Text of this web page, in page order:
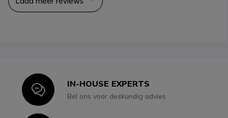
IconIN-HOUSE EXPERTS
Bel ons voor deskundig advies